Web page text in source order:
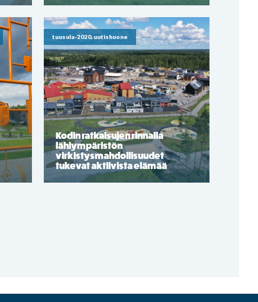
tuusula-2020, uutishuone
Kodin ratkaisujen rinnalla
lähiympäristön
virkistysmahdollisuudet
tukevat aktiivista elämää